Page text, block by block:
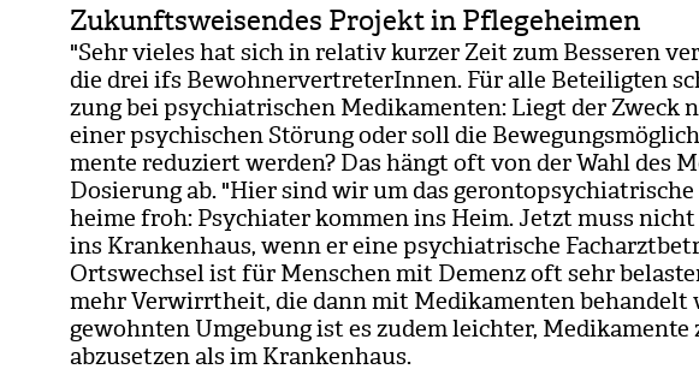
Zukunftsweisendes Projekt in Pflegeheimen
"Sehr vie­les hat sich in rela­tiv kur­zer Zeit zum Bes­se­ren
die drei ifs Bewoh­ner­ver­tre­te­rIn­nen. Für alle Betei­lig­ten
zung bei psych­ia­tri­schen Medi­ka­men­ten: Liegt der Zweck
einer psy­chi­schen Stö­rung oder soll die
mente redu­ziert wer­den? Das hängt oft von der Wahl des
Dosie­rung ab. "Hier sind wir um das
heime froh: Psych­ia­ter kom­men ins Heim. Jetzt muss
ins Kran­ken­haus, wenn er eine psych­ia­tri­sche
Orts­wech­sel ist für Men­schen mit Demenz oft sehr
mehr Ver­wirrt­heit, die dann mit Medi­ka­men­ten behan­delt
gewohn­ten Umge­bung ist es zudem leich­ter, Medi­ka­mente
abzu­set­zen als im Kran­ken­haus.